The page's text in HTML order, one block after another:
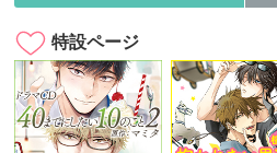
特設ページ